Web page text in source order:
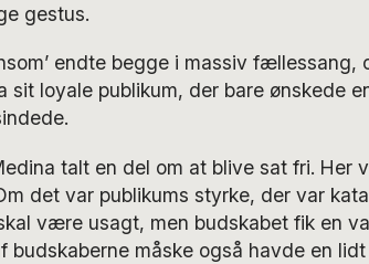
gestus.
endte begge i massiv
sit loyale publikum, der bare ønskede
talt en del om at blive sat fri. Her
det var publikums styrke, der var
være usagt, men budskabet fik en
budskaberne måske også havde en